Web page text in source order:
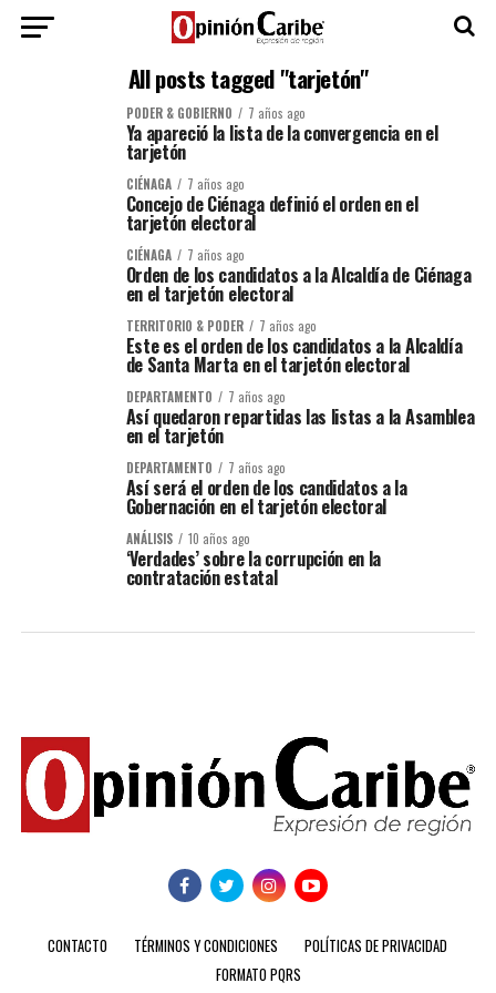
All posts tagged "tarjetón"
PODER & GOBIERNO 7 años ago
Ya apareció la lista de la convergencia en el
tarjetón
CIÉNAGA 7 años ago
Concejo de Ciénaga definió el orden en el
tarjetón electoral
CIÉNAGA 7 años ago
Orden de los candidatos a la Alcaldía de Ciénaga
en el tarjetón electoral
TERRITORIO & PODER 7 años ago
Este es el orden de los candidatos a la Alcaldía
de Santa Marta en el tarjetón electoral
DEPARTAMENTO 7 años ago
Así quedaron repartidas las listas a la Asamblea
en el tarjetón
DEPARTAMENTO 7 años ago
Así será el orden de los candidatos a la
Gobernación en el tarjetón electoral
ANÁLISIS 10 años ago
‘Verdades’ sobre la corrupción en la
contratación estatal
CONTACTO TÉRMINOS Y CONDICIONES
POLÍTICAS DE PRIVACIDAD
FORMATO PQRS